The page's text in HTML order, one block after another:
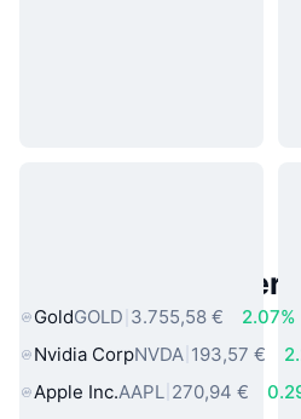
Beliebte reale
GoldGOLD 3.755,58 €
2.07%
Nvidia CorpNVDA 193,57 €
Apple Inc.AAPL 270,94 €